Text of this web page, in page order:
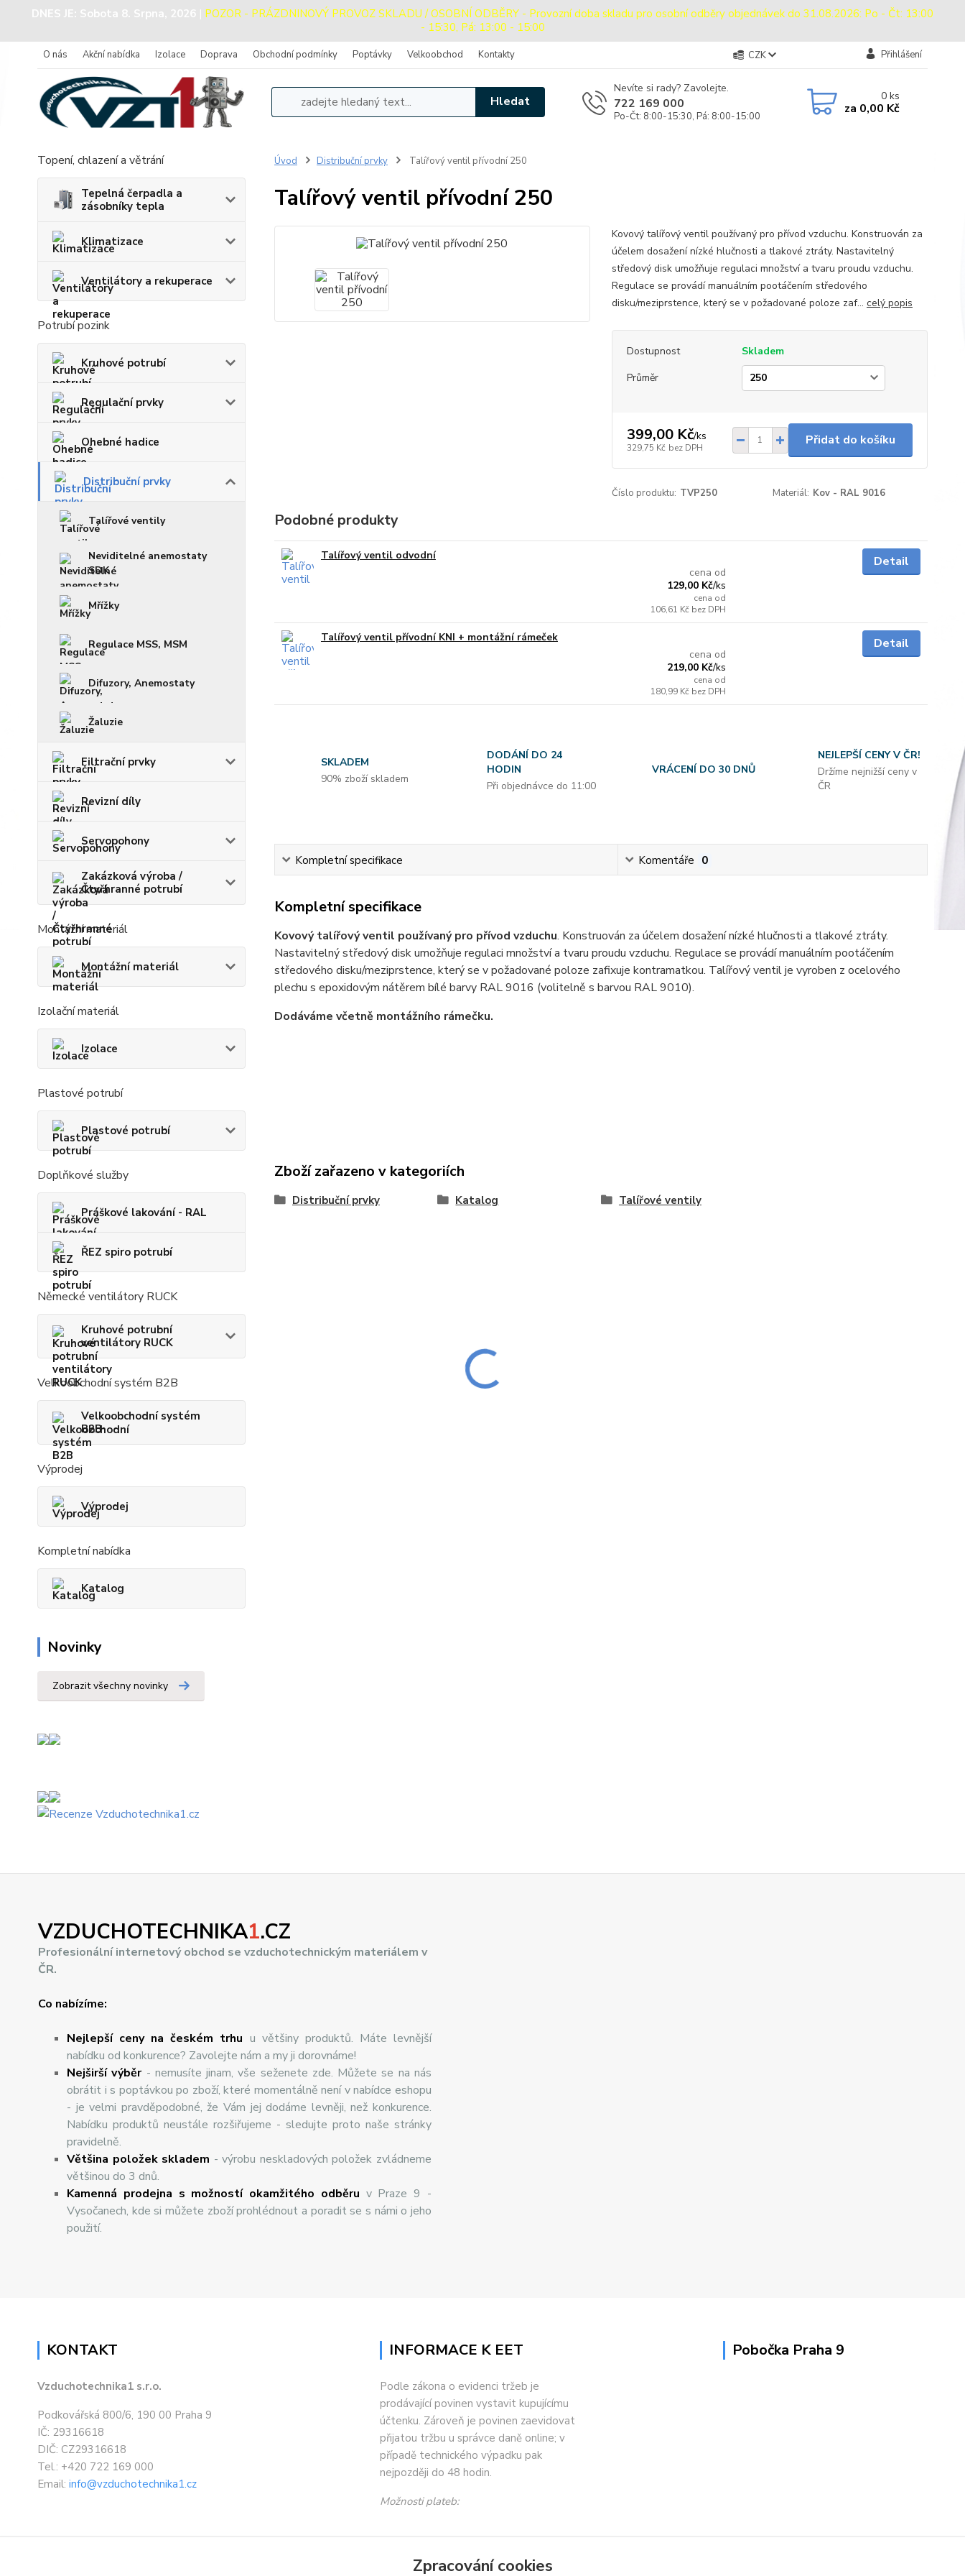
DNES JE: Sobota 8. Srpna, 2026 | POZOR - PRÁZDNINOVÝ PROVOZ SKLADU / OSOBNÍ ODBĚRY - Provozní doba skladu pro osobní odběry objednávek do 31.08.2026: Po - Čt: 13:00
- 15:30, Pá: 13:00 - 15:00
O nás Akční nabídka Izolace Doprava Obchodní podmínky Poptávky Velkoobchod Kontakty CZK Přihlášení
Hledat
Nevíte si rady? Zavolejte.
722 169 000
Po-Čt: 8:00-15:30, Pá: 8:00-15:00
0ks
za 0,00 Kč
Topení, chlazení a větrání
Tepelná čerpadla a
zásobníky tepla
Klimatizace
Ventilátory a rekuperace
Potrubí pozink
Kruhové potrubí
Regulační prvky
Ohebné hadice
Distribuční prvky
Talířové ventily
Neviditelné anemostaty
SDK
Mřížky
Regulace MSS, MSM
Difuzory, Anemostaty
Žaluzie
Filtrační prvky
Revizní díly
Servopohony
Zakázková výroba /
Čtyřhranné potrubí
Montážní materiál
Montážní materiál
Izolační materiál
Izolace
Plastové potrubí
Plastové potrubí
Doplňkové služby
Práškové lakování - RAL
ŘEZ spiro potrubí
Německé ventilátory RUCK
Kruhové potrubní
ventilátory RUCK
Velkoobchodní systém B2B
Velkoobchodní systém
B2B
Výprodej
Výprodej
Kompletní nabídka
Katalog
Novinky
Zobrazit všechny novinky
Úvod Distribuční prvky Talířový ventil přívodní 250
Talířový ventil přívodní 250
Kovový talířový ventil používaný pro přívod vzduchu. Konstruován za
účelem dosažení nízké hlučnosti a tlakové ztráty. Nastavitelný
středový disk umožňuje regulaci množství a tvaru proudu vzduchu.
Regulace se provádí manuálním pootáčením středového
disku/meziprstence, který se v požadované poloze zaf... celý popis
Dostupnost
Skladem
Průměr
399,00 Kč/ks
329,75 Kč bez DPH
Přidat do košíku
Číslo produktu: TVP250 Materiál: Kov - RAL 9016
Podobné produkty
Talířový ventil odvodní
cena od
129,00 Kč/ks
cena od
106,61 Kč bez DPH
Detail
Talířový ventil přívodní KNI + montážní rámeček
cena od
219,00 Kč/ks
cena od
180,99 Kč bez DPH
Detail
SKLADEM
90% zboží skladem
DODÁNÍ DO 24
HODIN
Při objednávce do 11:00
VRÁCENÍ DO 30 DNŮ
NEJLEPŠÍ CENY V ČR!
Držíme nejnižší ceny v
ČR
Kompletní specifikace Komentáře 0
Kompletní specifikace
Kovový talířový ventil používaný pro přívod vzduchu. Konstruován za účelem dosažení nízké hlučnosti a tlakové ztráty.
Nastavitelný středový disk umožňuje regulaci množství a tvaru proudu vzduchu. Regulace se provádí manuálním pootáčením
středového disku/meziprstence, který se v požadované poloze zafixuje kontramatkou. Talířový ventil je vyroben z ocelového
plechu s epoxidovým nátěrem bílé barvy RAL 9016 (volitelně s barvou RAL 9010).
Dodáváme včetně montážního rámečku.
Zboží zařazeno v kategoriích
Distribuční prvky Katalog Talířové ventily
VZDUCHOTECHNIKA1.CZ
Profesionální internetový obchod se vzduchotechnickým materiálem v
ČR.
Co nabízíme:
Nejlepší ceny na českém trhu u většiny produktů. Máte levnější
nabídku od konkurence? Zavolejte nám a my ji dorovnáme!
Nejširšívýběr- nemusíte jinam, vše seženete zde. Můžete se na nás
obrátit i s poptávkou po zboží, které momentálně není v nabídce eshopu
- je velmi pravděpodobné, že Vám jej dodáme levněji, než konkurence.
Nabídku produktů neustále rozšiřujeme - sledujte proto naše stránky
pravidelně.
Většina položek skladem - výrobu neskladových položek zvládneme
většinou do 3 dnů.
Kamenná prodejna s možností okamžitého odběru v Praze 9 -
Vysočanech, kde si můžete zboží prohlédnout a poradit se s námi o jeho
použití.
KONTAKT
Vzduchotechnika1 s.r.o.
Podkovářská 800/6, 190 00 Praha 9
IČ: 29316618
DIČ: CZ29316618
Tel.: +420 722 169 000
Email: info@vzduchotechnika1.cz
INFORMACE K EET
Podle zákona o evidenci tržeb je
prodávající povinen vystavit kupujícímu
účtenku. Zároveň je povinen zaevidovat
přijatou tržbu u správce daně online; v
případě technického výpadku pak
nejpozději do 48 hodin.
Možnosti plateb:
Pobočka Praha 9
Zpracování cookies